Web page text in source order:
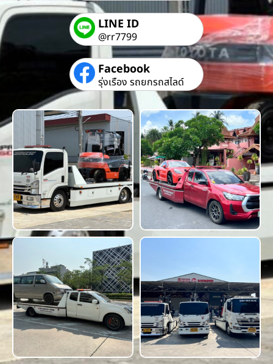
LINE ID
@rr7799
Facebook
รุ่งเรือง รถยกรถสไลด์